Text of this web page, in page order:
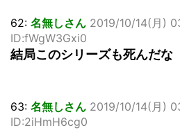
62: 名無しさん 2019/10/14(月)
ID:fWgW3Gxi0
結局このシリーズも死んだな
63: 名無しさん 2019/10/14(月)
ID:2iHmH6cg0